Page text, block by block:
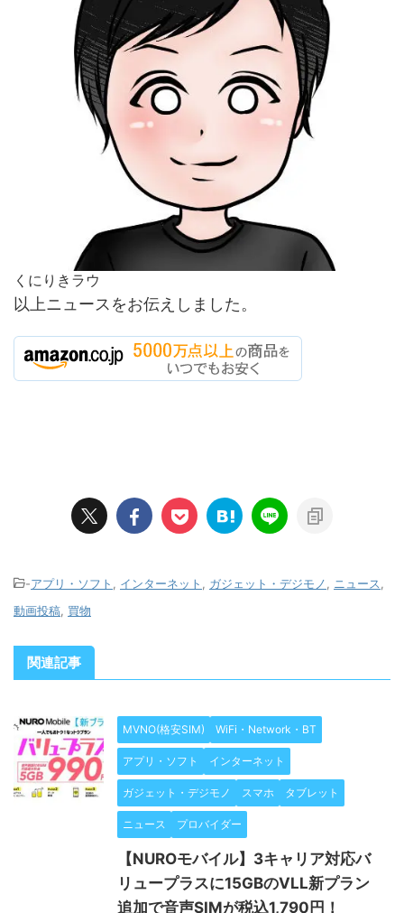
くにりきラウ
以上ニュースをお伝えしました。
-アプリ・ソフト インターネット ガジェット・デジモノ ニュース
動画投稿 買物
関連記事
MVNO(格安SIM) WiFi・Network・BT
アプリ・ソフト インターネット
ガジェット・デジモノ スマホ タブレット
ニュース プロバイダー
【NUROモバイル】3キャリア対応バ
リュープラスに15GBのVLL新プラン
追加で音声SIMが税込1,790円！